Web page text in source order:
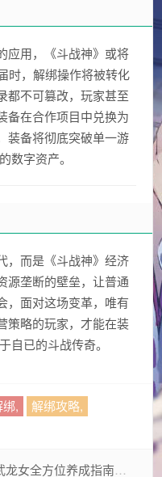
应用，《斗战神》或将
时，解绑操作将被转化
都不可篡改，玩家甚至
备在合作项目中兑换为
装备将彻底突破单一游
数字资产。
，而是《斗战神》经济
源垄断的壁垒，让普通
，面对这场变革，唯有
策略的玩家，才能在装
自已的斗战传奇。
,
解绑攻略,
神武龙女全方位养成指南，属性加点、实战流派与版本强势策略解析